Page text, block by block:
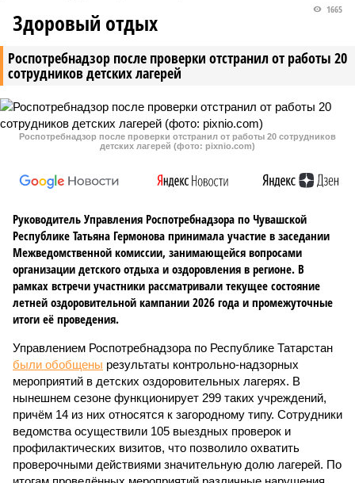
Роспотребнадзор после проверки отстранил от работы 20
сотрудников детских лагерей
1665
Здоровый отдых
Роспотребнадзор после проверки отстранил от работы 20 сотрудников
детских лагерей (фото: pixnio.com)
Руководитель Управления Роспотребнадзора по Чувашской
Республике Татьяна Гермонова принимала участие в заседании
Межведомственной комиссии, занимающейся вопросами
организации детского отдыха и оздоровления в регионе. В
рамках встречи участники рассматривали текущее состояние
летней оздоровительной кампании 2026 года и промежуточные
итоги её проведения.
Управлением Роспотребнадзора по Республике Татарстан
были обобщены результаты контрольно-надзорных
мероприятий в детских оздоровительных лагерях. В
нынешнем сезоне функционирует 299 таких учреждений,
причём 14 из них относятся к загородному типу. Сотрудники
ведомства осуществили 105 выездных проверок и
профилактических визитов, что позволило охватить
проверочными действиями значительную долю лагерей. По